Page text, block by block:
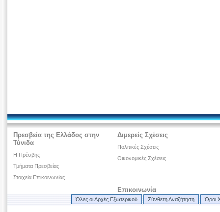
Πρεσβεία της Ελλάδος στην
Τύνιδα
H Πρέσβης
Τμήματα Πρεσβείας
Στοιχεία Επικοινωνίας
Διμερείς Σχέσεις
Πολιτικές Σχέσεις
Οικονομικές Σχέσεις
Επικοινωνία
Όλες οι Αρχές Εξωτερικού Σύνθετη Αναζήτηση Όροι